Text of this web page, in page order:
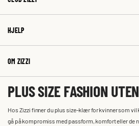
HJELP
OM ZIZZI
PLUS SIZE FASHION
Hos Zizzi finner du plus size-klær for kvinner som vil
gå på kompromiss med passform, komfort eller de